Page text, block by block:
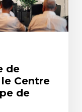
de
Centre
de